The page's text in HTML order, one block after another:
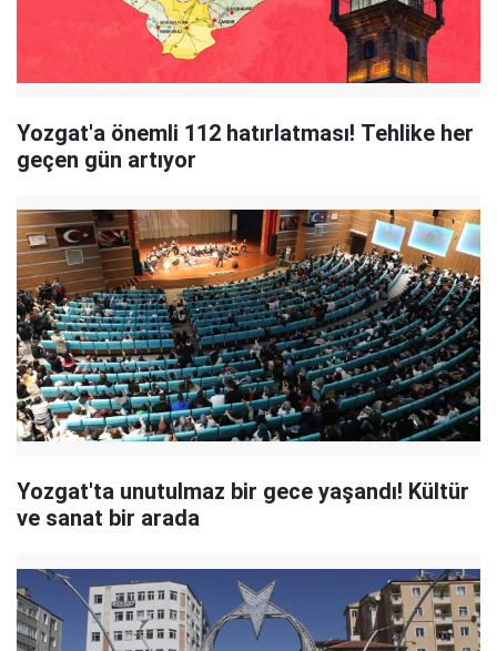
Yozgat'a önemli 112 hatırlatması! Tehlike her
geçen gün artıyor
Yozgat'ta unutulmaz bir gece yaşandı! Kültür
ve sanat bir arada